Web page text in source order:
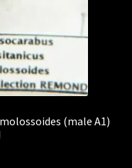
(male A1)